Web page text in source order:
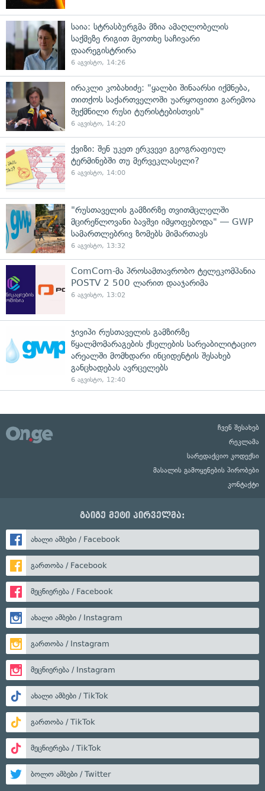
საია: სტრასბურგმა მზია ამაღლობელის
საქმეზე რიგით მეოთხე საჩივარი
დაარეგისტრირა
6 აგვისტო, 14:26
ირაკლი კობახიძე: "ყალბი შინაარსი იქმნება,
თითქოს საქართველოში უარყოფითი გარემოა
შექმნილი რუსი ტურისტებისთვის"
6 აგვისტო, 14:20
ქვიზი: შენ უკეთ ერკვევი გეოგრაფიულ
ტერმინებში თუ მერვეკლასელი?
6 აგვისტო, 14:00
"რუსთაველის გამზირზე თვითმცლელში
მცირეწლოვანი ბავშვი იმყოფებოდა" — GWP
სამართლებრივ ზომებს მიმართავს
6 აგვისტო, 13:32
ComCom-მა პროსამთავრობო ტელეკომპანია
POSTV 2 500 ლარით დააჯარიმა
6 აგვისტო, 13:02
ჯივიპი რუსთაველის გამზირზე
წყალმომარაგების ქსელების სარეაბილიტაციო
არეალში მომხდარი ინციდენტის შესახებ
განცხადებას ავრცელებს
6 აგვისტო, 12:40
ჩვენ შესახებ
რეკლამა
სარედაქციო კოდექსი
მასალის გამოყენების პირობები
კონტაქტი
გაიგე მეტი პირველმა:
ახალი ამბები / Facebook
გართობა / Facebook
მეცნიერება / Facebook
ახალი ამბები / Instagram
გართობა / Instagram
მეცნიერება / Instagram
ახალი ამბები / TikTok
გართობა / TikTok
მეცნიერება / TikTok
ბოლო ამბები / Twitter